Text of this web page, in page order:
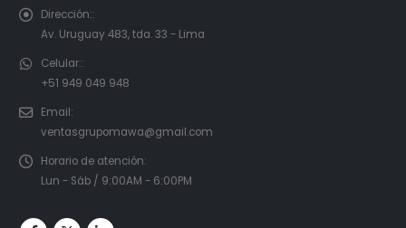
Dirección::
Av. Uruguay 483, tda. 33 - Lima
Celular::
+51 949 049 948
Email:
ventasgrupomawa@gmail.com
Horario de atención:
Lun - Sáb / 9:00AM - 6:00PM